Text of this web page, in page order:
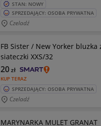
STAN: NOWY
SPRZEDAJĄCY: OSOBA PRYWATNA
Czeladź
FB Sister / New Yorker bluzka
siateczki XXS/32
KUP TERAZ
20zł
SPRZEDAJĄCY: OSOBA PRYWATNA
Czeladź
MARYNARKA MULET GRANAT